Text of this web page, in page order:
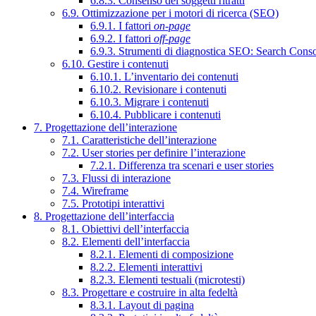
6.9. Ottimizzazione per i motori di ricerca (SEO)
6.9.1. I fattori on-page
6.9.2. I fattori off-page
6.9.3. Strumenti di diagnostica SEO: Search
6.10. Gestire i contenuti
6.10.1. L’inventario dei contenuti
6.10.2. Revisionare i contenuti
6.10.3. Migrare i contenuti
6.10.4. Pubblicare i contenuti
7. Progettazione dell’interazione
7.1. Caratteristiche dell’interazione
7.2. User stories per definire l’interazione
7.2.1. Differenza tra scenari e user stories
7.3. Flussi di interazione
7.4. Wireframe
7.5. Prototipi interattivi
8. Progettazione dell’interfaccia
8.1. Obiettivi dell’interfaccia
8.2. Elementi dell’interfaccia
8.2.1. Elementi di composizione
8.2.2. Elementi interattivi
8.2.3. Elementi testuali (microtesti)
8.3. Progettare e costruire in alta fedeltà
8.3.1. Layout di pagina